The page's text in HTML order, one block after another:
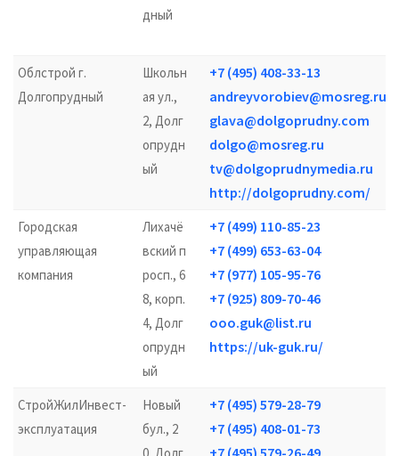
дный
Облстрой г.
Долгопрудный
Школьн
ая ул.,
2, Долг
опрудн
ый
+7 (495) 408-33-13
andreyvorobiev@mosreg.ru
glava@dolgoprudny.com
dolgo@mosreg.ru
tv@dolgoprudnymedia.ru
http://dolgoprudny.com/
Городская
управляющая
компания
Лихачё
вский п
росп., 6
8, корп.
4, Долг
опрудн
ый
+7 (499) 110-85-23
+7 (499) 653-63-04
+7 (977) 105-95-76
+7 (925) 809-70-46
ooo.guk@list.ru
https://uk-guk.ru/
СтройЖилИнвест-
эксплуатация
Новый
бул., 2
+7 (495) 579-28-79
+7 (495) 408-01-73
+7 (495) 579-26-49